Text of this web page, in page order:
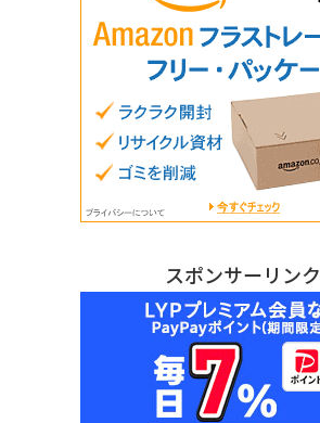
スポンサーリンク